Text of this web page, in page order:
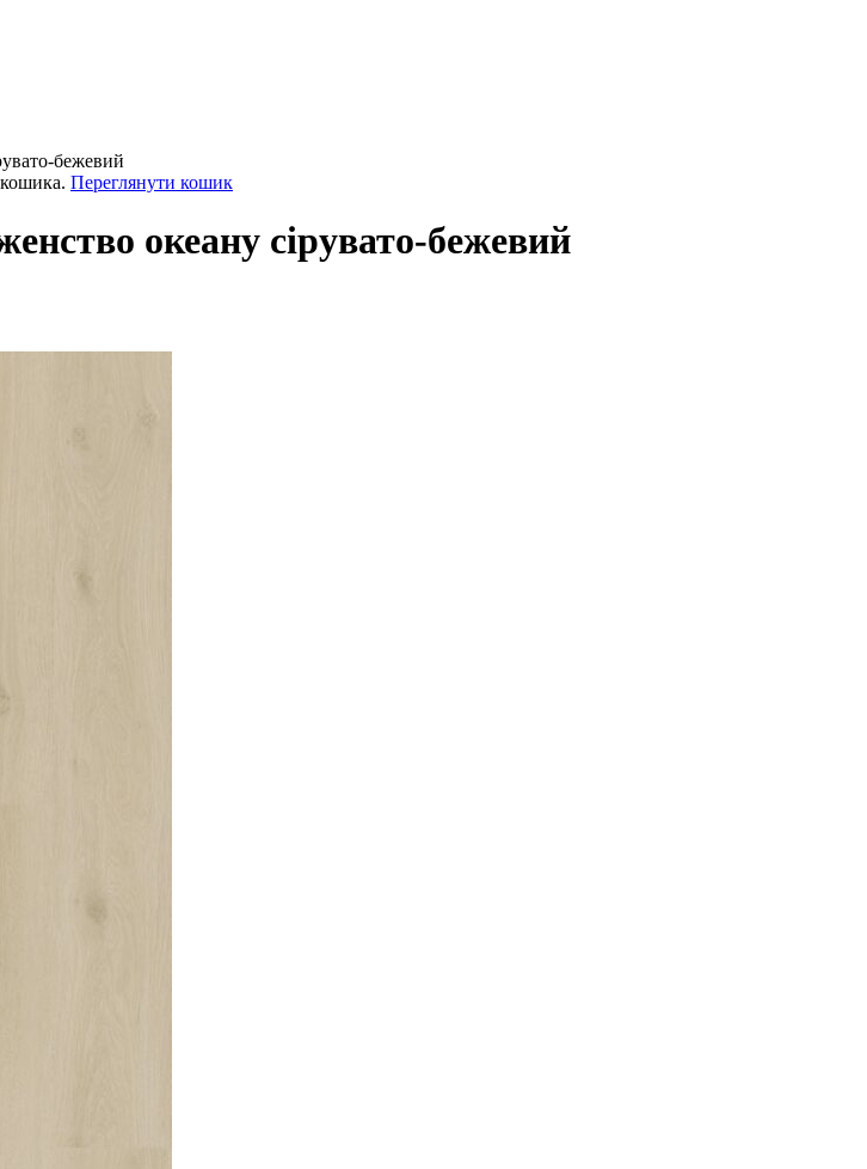
бежевий
Переглянути кошик
океану сірувато-бежевий